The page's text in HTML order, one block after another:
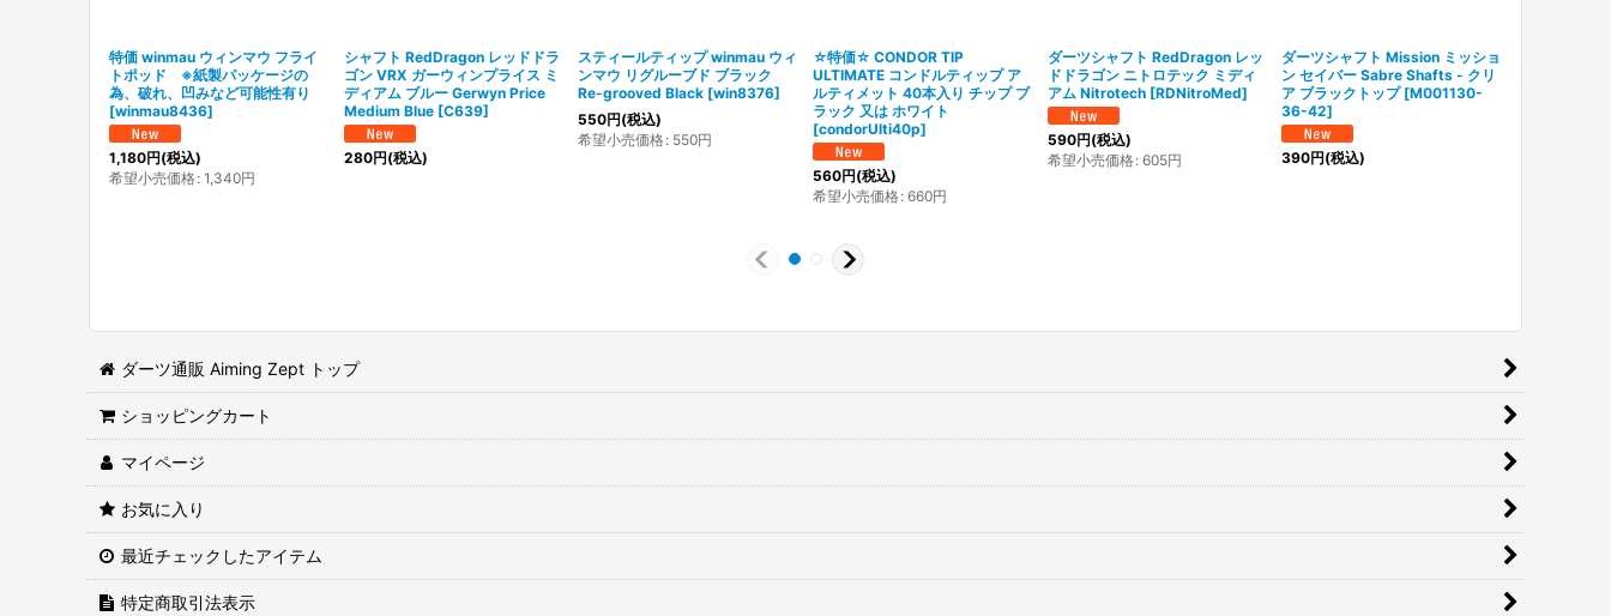
特価 winmau ウィンマウ フライ
トポッド ※紙製パッケージの
為、破れ、凹みなど可能性有り
[winmau8436]
1,180円(税込)
希望小売価格: 1,340円
シャフト RedDragon レッドドラ
ゴン VRX ガーウィンプライス ミ
ディアム ブルー Gerwyn Price
Medium Blue [C639]
280円(税込)
スティールティップ winmau ウィ
ンマウ リグルーブド ブラック
Re-grooved Black [win8376]
550円(税込)
希望小売価格: 550円
☆特価☆ CONDOR TIP
ULTIMATE コンドルティップ ア
ルティメット 40本入り チップ ブ
ラック 又は ホワイト
[condorUlti40p]
560円(税込)
希望小売価格: 660円
ダーツシャフト RedDragon レッ
ドドラゴン ニトロテック ミディ
アム Nitrotech [RDNitroMed]
590円(税込)
希望小売価格: 605円
ダーツシャフト Mission ミッショ
ン セイバー Sabre Shafts - クリ
ア ブラックトップ [M001130-
36-42]
390円(税込)
ダーツ通販 Aiming Zept トップ
ショッピングカート
マイページ
お気に入り
最近チェックしたアイテム
特定商取引法表示